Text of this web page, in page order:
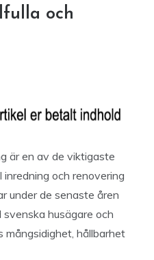
och
är en av de viktigaste
och renovering
under de senaste åren
husägare och
mångsidighet, hållbarhet